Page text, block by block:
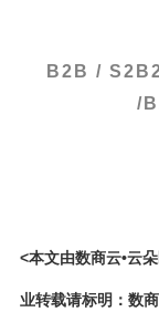
B2B /
/
<本文由数商云•云
业转载请标明：数